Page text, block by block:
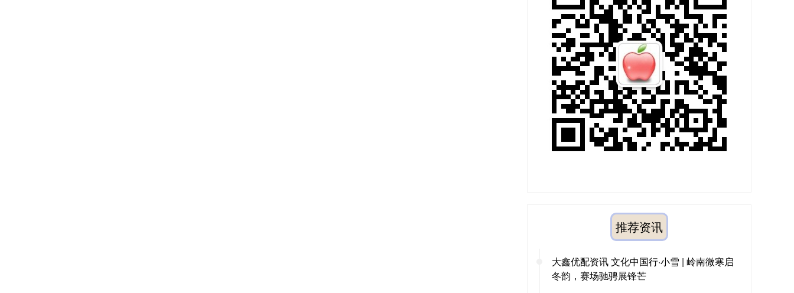
推荐资讯
大鑫优配资讯 文化中国行·小雪 | 岭南微寒启
冬韵，赛场驰骋展锋芒